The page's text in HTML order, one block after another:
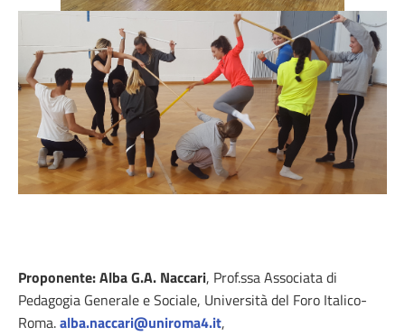
Proponente:Alba G.A. Naccari, Prof.ssa Associata di
Pedagogia Generale e Sociale, Università del Foro Italico-
Roma.alba.naccari@uniroma4.it,